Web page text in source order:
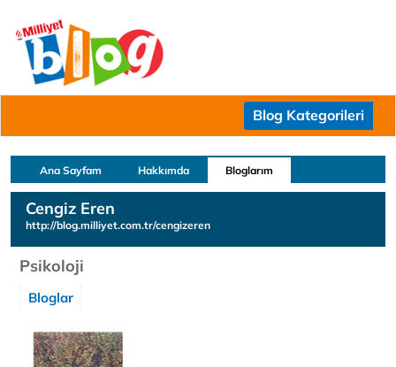
Blog Kategorileri
Ana Sayfam Hakkımda Bloglarım
Cengiz Eren
http://blog.milliyet.com.tr/cengizeren
Psikoloji
Bloglar